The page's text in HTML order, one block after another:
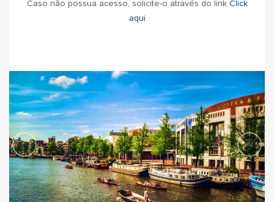
Caso não possua acesso, solicite-o através do link Click
aqui